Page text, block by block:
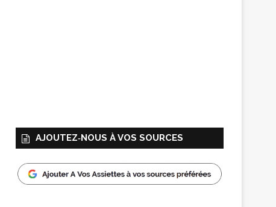
AJOUTEZ‑NOUS À VOS SOURCES